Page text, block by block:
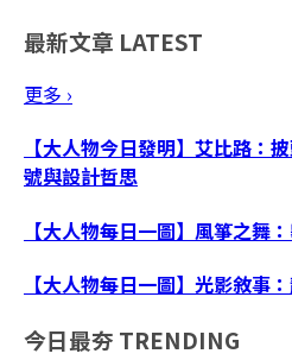
最新文章 LATEST
更多 ›
【大人物今日發明】艾比路：
號與設計哲思
【大人物每日一圖】風箏之舞
【大人物每日一圖】光影敘事
今日最夯 TRENDING